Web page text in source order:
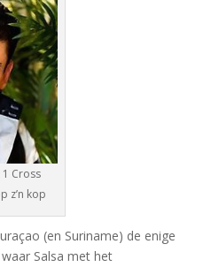
1 Cross
z’n kop
(en Suriname) de enige
Salsa met het